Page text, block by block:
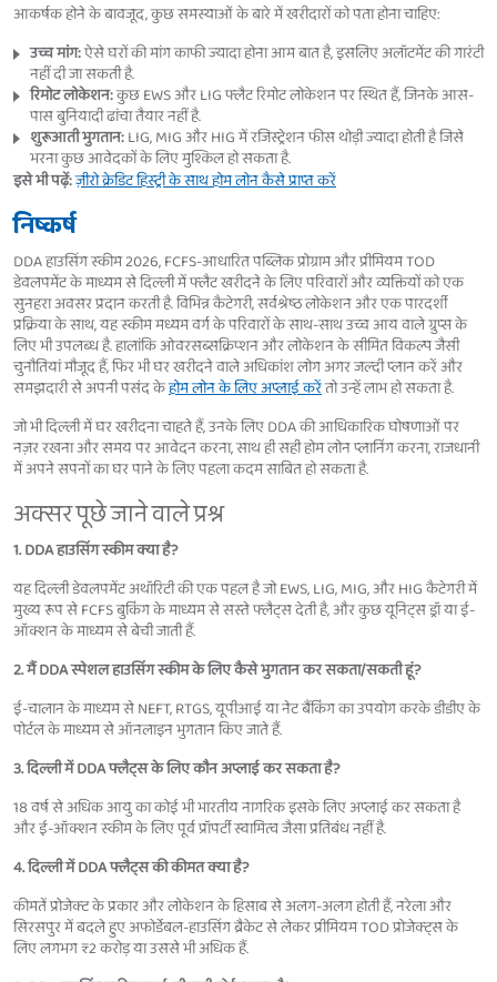
आकर्षक होने के बावजूद, कुछ समस्याओं के बारे में खरीदारों को पता होना चाहिए:
उच्च मांग:ऐसे घरों की मांग काफी ज्यादा होना आम बात है, इसलिए अलॉटमेंट की गारंटी
नहीं दी जा सकती है.
रिमोट लोकेशन:कुछ EWS और LIG फ्लैट रिमोट लोकेशन पर स्थित हैं, जिनके आस-
पास बुनियादी ढांचा तैयार नहीं है.
शुरूआती भुगतान:LIG, MIG और HIG में रजिस्ट्रेशन फीस थोड़ी ज्यादा होती है जिसे
भरना कुछ आवेदकों के लिए मुश्किल हो सकता है.
इसे भी पढ़ें:ज़ीरो क्रेडिट हिस्ट्री के साथ होम लोन कैसे प्राप्त करें
निष्कर्ष
DDA हाउसिंग स्कीम 2026, FCFS-आधारित पब्लिक प्रोग्राम और प्रीमियम TOD
डेवलपमेंट के माध्यम से दिल्ली में फ्लैट खरीदने के लिए परिवारों और व्यक्तियों को एक
सुनहरा अवसर प्रदान करती है. विभिन्न कैटेगरी, सर्वश्रेष्ठ लोकेशन और एक पारदर्शी
प्रक्रिया के साथ, यह स्कीम मध्यम वर्ग के परिवारों के साथ-साथ उच्च आय वाले ग्रुप्स के
लिए भी उपलब्ध है. हालांकि ओवरसब्सक्रिप्शन और लोकेशन के सीमित विकल्प जैसी
चुनौतियां मौजूद हैं, फिर भी घर खरीदने वाले अधिकांश लोग अगर जल्दी प्लान करें और
समझदारी से अपनी पसंद केहोम लोन के लिए अप्लाई करेंतो उन्हें लाभ हो सकता है.
जो भी दिल्ली में घर खरीदना चाहते हैं, उनके लिए DDA की आधिकारिक घोषणाओं पर
नज़र रखना और समय पर आवेदन करना, साथ ही सही होम लोन प्लानिंग करना, राजधानी
में अपने सपनों का घर पाने के लिए पहला कदम साबित हो सकता है.
अक्सर पूछे जाने वाले प्रश्न
1. DDA हाउसिंग स्कीम क्या है?
यह दिल्ली डेवलपमेंट अथॉरिटी की एक पहल है जो EWS, LIG, MIG, और HIG कैटेगरी में
मुख्य रूप से FCFS बुकिंग के माध्यम से सस्ते फ्लैट्स देती है, और कुछ यूनिट्स ड्रॉ या ई-
ऑक्शन के माध्यम से बेची जाती हैं.
2. मैं DDA स्पेशल हाउसिंग स्कीम के लिए कैसे भुगतान कर सकता/सकती हूं?
ई-चालान के माध्यम से NEFT, RTGS, यूपीआई या नेट बैंकिंग का उपयोग करके डीडीए के
पोर्टल के माध्यम से ऑनलाइन भुगतान किए जाते हैं.
3. दिल्ली में DDA फ्लैट्स के लिए कौन अप्लाई कर सकता है?
18 वर्ष से अधिक आयु का कोई भी भारतीय नागरिक इसके लिए अप्लाई कर सकता है
और ई-ऑक्शन स्कीम के लिए पूर्व प्रॉपर्टी स्वामित्व जैसा प्रतिबंध नहीं है.
4. दिल्ली में DDA फ्लैट्स की कीमत क्या है?
कीमतें प्रोजेक्ट के प्रकार और लोकेशन के हिसाब से अलग-अलग होती हैं, नरेला और
सिरसपुर में बदले हुए अफोर्डेबल-हाउसिंग ब्रैकेट से लेकर प्रीमियम TOD प्रोजेक्ट्स के
लिए लगभग ₹2 करोड़ या उससे भी अधिक हैं.